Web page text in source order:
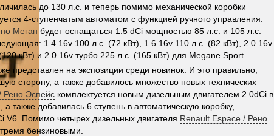
до 130 л.с. и теперь помимо механической коробки
4-ступенчатым автоматом с функцией ручного управления.
Меган будет оснащаться 1.5 dCi мощностью 85 л.с. и 105 л.с.
1.4 16v 100 л.с. (72 кВт), 1.6 16v 110 л.с. (82 кВт), 2.0 16v
кВт) и 2.0 16v турбо 225 л.с. (165 кВт) для Megane Sport.
представлен на экспозиции среди новинок. И это правильно,
сторону, а также добавилось множество новых технических
Рено Эспейс комплектуется новым дизельным двигателем 2.0dCi в
также добавилась 6 ступень в автоматическую коробку,
V6. Помимо четырех дизельных двигателя Renault Espace / Рено
бензиновыми.